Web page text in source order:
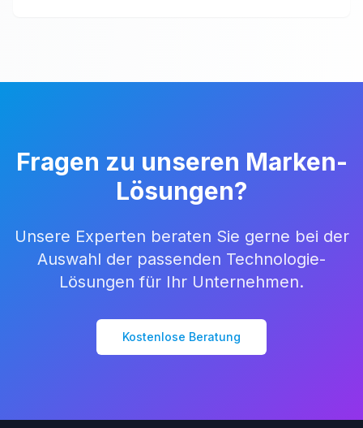
Fragen zu unseren Marken-
Lösungen?
Unsere Experten beraten Sie gerne bei der
Auswahl der passenden Technologie-
Lösungen für Ihr Unternehmen.
Kostenlose Beratung